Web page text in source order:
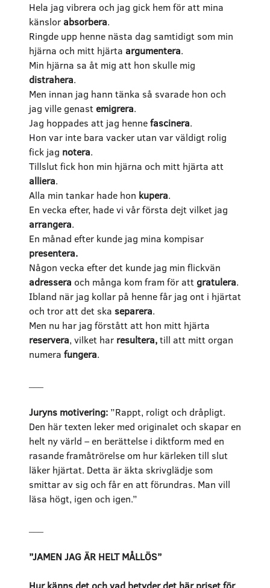
Hela jag vibrera och jag gick hem för att mina
känslor absorbera.
Ringde upp henne nästa dag samtidigt som min
hjärna och mitt hjärta argumentera.
Min hjärna sa åt mig att hon skulle mig
distrahera.
Men innan jag hann tänka så svarade hon och
jag ville genast emigrera.
Jag hoppades att jag hennefascinera.
Hon var inte bara vacker utan var väldigt rolig
fick jag notera.
Tillslut fick hon min hjärna och mitt hjärta att
alliera.
Alla min tankar hade hon kupera.
En vecka efter, hade vi vår första dejt vilket jag
arrangera.
En månad efter kunde jag mina kompisar
presentera.
Någon vecka efter det kunde jag min flickvän
adressera och många kom fram för att gratulera.
Ibland när jag kollar på henne får jag ont i hjärtat
och tror att det ska separera.
Men nu har jag förstått att hon mitt hjärta
reservera, vilket har resultera,till att mitt organ
numera fungera.
Juryns motivering: ”Rappt, roligt och dråpligt.
Den här texten leker med originalet och skapar en
helt ny värld – en berättelse i diktform med en
rasande framåtrörelse om hur kärleken till slut
läker hjärtat. Detta är äkta skrivglädje som
smittar av sig och får en att förundras. Man vill
läsa högt, igen och igen.”
”JAMEN JAG ÄR HELT MÅLLÖS”
Hur känns det och vad betyder det här priset för